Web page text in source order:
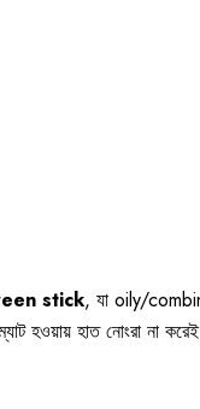
stick, যা oily/
হওয়ায় হাত নোংরা না